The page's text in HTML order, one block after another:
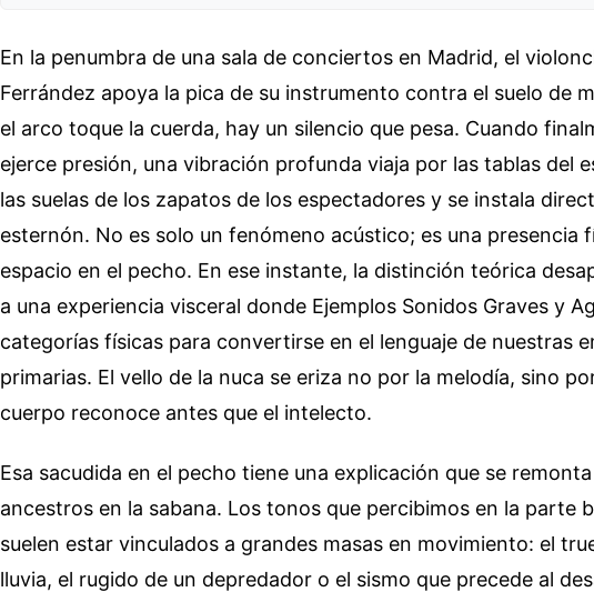
En la penumbra de una sala de conciertos en Madrid, el
Ferrández apoya la pica de su instrumento contra el suelo de
el arco toque la cuerda, hay un silencio que pesa. Cuando
ejerce presión, una vibración profunda viaja por las tablas del
las suelas de los zapatos de los espectadores y se instala
esternón. No es solo un fenómeno acústico; es una presencia
espacio en el pecho. En ese instante, la distinción teórica
a una experiencia visceral donde Ejemplos Sonidos Graves y
categorías físicas para convertirse en el lenguaje de nuestras
primarias. El vello de la nuca se eriza no por la melodía, sino
cuerpo reconoce antes que el intelecto.
Esa sacudida en el pecho tiene una explicación que se
ancestros en la sabana. Los tonos que percibimos en la parte
suelen estar vinculados a grandes masas en movimiento: el
lluvia, el rugido de un depredador o el sismo que precede al